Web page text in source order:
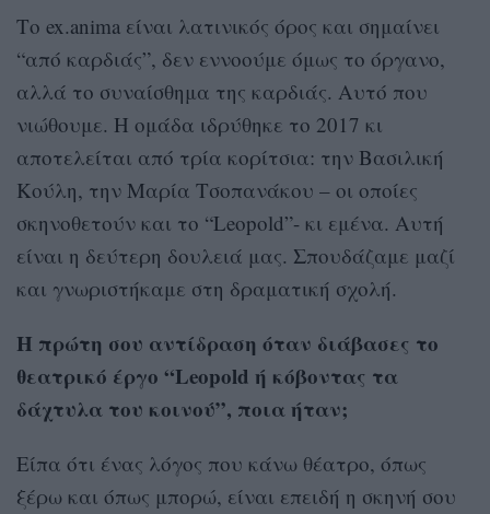
Το ex.anima είναι λατινικός όρος και σημαίνει
“από καρδιάς”, δεν εννοούμε όμως το όργανο,
αλλά το συναίσθημα της καρδιάς. Αυτό που
νιώθουμε. Η ομάδα ιδρύθηκε το 2017 κι
αποτελείται από τρία κορίτσια: την Βασιλική
Κούλη, την Μαρία Τσοπανάκου – oι οποίες
σκηνοθετούν και το “Leopold”- κι εμένα. Αυτή
είναι η δεύτερη δουλειά μας. Σπουδάζαμε μαζί
και γνωριστήκαμε στη δραματική σχολή.
Η πρώτη σου αντίδραση όταν διάβασες το
θεατρικό έργο “Leopold ή κόβοντας τα
δάχτυλα του κοινού”, ποια ήταν;
Είπα ότι ένας λόγος που κάνω θέατρο, όπως
ξέρω και όπως μπορώ, είναι επειδή η σκηνή σου